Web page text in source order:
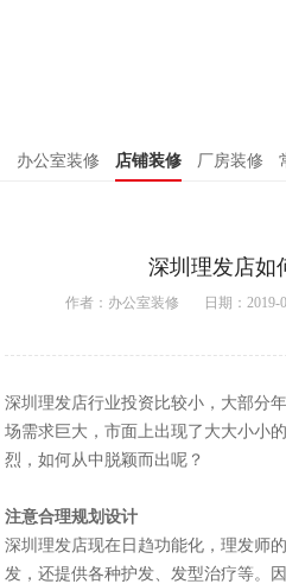
办公室装修 店铺装修 厂房装修
深圳理发店如
作者： 办公室装修 日期：2019-
深圳理发店行业投资比较小，大部分
场需求巨大，市面上出现了大大小小
烈，如何从中脱颖而出呢？
注意合理规划设计
深圳理发店现在日趋功能化，理发师
发，还提供各种护发、发型治疗等。